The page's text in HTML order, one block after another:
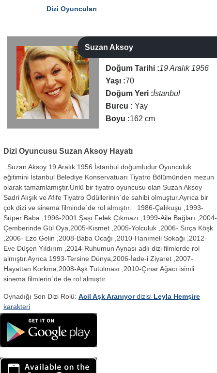
Dizi Oyuncuları
Suzan Aksoy
Doğum Tarihi :19 Aralık 1956
Yaşı :70
Doğum Yeri :İstanbul
Burcu : Yay
Boyu :162 cm
Dizi Oyuncusu Suzan Aksoy Hayatı
Suzan Aksoy 19 Aralık 1956 İstanbul doğumludur.Oyunculuk
eğitimini İstanbul Belediye Konservatuarı Tiyatro Bölümünden mezun
olarak tamamlamıştır.Ünlü bir tiyatro oyuncusu olan Suzan Aksoy
Sadri Alışık ve Afife Tiyatro Ödüllerinin`de sahibi olmuştur.Ayrıca bir
çok dizi ve sinema filminde`de rol almıştır. 1986-Çalıkuşu ,1993-
Süper Baba ,1996-2001 Şaşı Felek Çıkmazı ,1999-Aile Bağları ,2004-
Çemberinde Gül Oya,2005-Kısmet ,2005-Yolculuk ,2006- Sırça Köşk
,2006- Ezo Gelin ,2008-Baba Ocağı ,2010-Hanımeli Sokağı ,2012-
Eve Düşen Yıldırım ,2014-Ruhumun Aynası adlı dizi filmlerde rol
almıştır.Ayrıca 1993-Tersine Dünya,2006-İade-i Ziyaret ,2007-
Hayattan Korkma,2008-Aşk Tutulması ,2010-Çınar Ağacı isimli
sinema filmlerin`de de rol almıştır.
Oynadığı Son Dizi Rolü:Acil Aşk Aranıyordizisi Leyla Hemşire
karakteri